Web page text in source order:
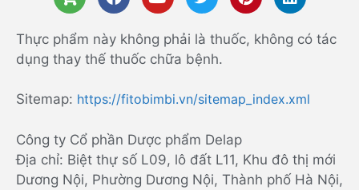
Thực phẩm này không phải là thuốc, không có tác
dụng thay thế thuốc chữa bệnh.
Sitemap: https://fitobimbi.vn/sitemap_index.xml
Công ty Cổ phần Dược phẩm Delap
Địa chỉ: Biệt thự số L09, lô đất L11, Khu đô thị mới
Dương Nội, Phường Dương Nội, Thành phố Hà Nội,